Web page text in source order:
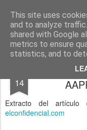
This site uses
and to analyze
shared with Google
metrics to ensure
statistics, and to
menos
Pages
14
Sobre
Extracto del
elconfidencial.com